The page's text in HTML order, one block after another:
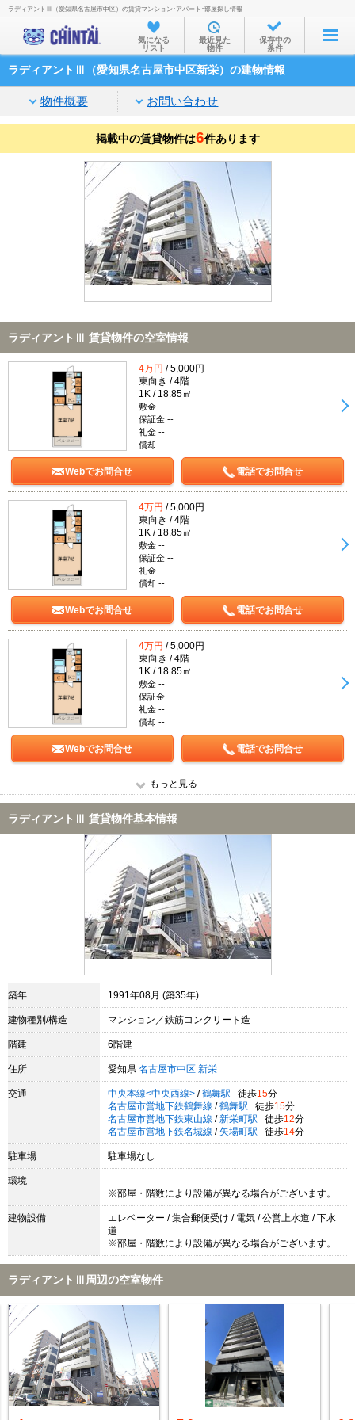
お部屋を探す
沿線・駅から
家賃相場から
通勤通学時間から
物件特集から
不動産会社から
TOP
ラディアントⅢ（愛知県名古屋市中区）の賃貸マンション･アパート･部屋探し情報
気になる
リスト
最近見た
物件
保存中の
条件
ラディアントⅢ（愛知県名古屋市中区新栄）の建物情報
物件概要 お問い合わせ
掲載中の賃貸物件は6件あります
ラディアントⅢ 賃貸物件の空室情報
4万円 / 5,000円
東向き / 4階
1K / 18.85㎡
敷金 --
保証金 --
礼金 --
償却 --
Webでお問合せ 電話でお問合せ
4万円 / 5,000円
東向き / 4階
1K / 18.85㎡
敷金 --
保証金 --
礼金 --
償却 --
Webでお問合せ 電話でお問合せ
4万円 / 5,000円
東向き / 4階
1K / 18.85㎡
敷金 --
保証金 --
礼金 --
償却 --
Webでお問合せ 電話でお問合せ
もっと見る
ラディアントⅢ 賃貸物件基本情報
築年 1991年08月 (築35年)
建物種別/構造 マンション／鉄筋コンクリート造
階建 6階建
住所 愛知県 名古屋市中区 新栄
交通 中央本線<中央西線> / 鶴舞駅 徒歩15分
名古屋市営地下鉄鶴舞線 / 鶴舞駅 徒歩15分
名古屋市営地下鉄東山線 / 新栄町駅 徒歩12分
名古屋市営地下鉄名城線 / 矢場町駅 徒歩14分
駐車場 駐車場なし
環境
--
※部屋・階数により設備が異なる場合がございます。
建物設備
エレベーター / 集合郵便受け / 電気 / 公営上水道 / 下水
道
※部屋・階数により設備が異なる場合がございます。
ラディアントⅢ周辺の空室物件